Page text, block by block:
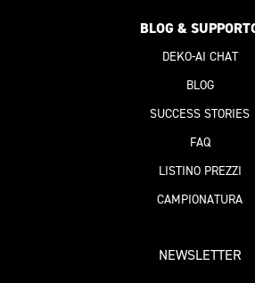
BLOG &
DEKO-AI CHAT
BLOG
SUCCESS STORIES
FAQ
LISTINO PREZZI
CAMPIONATURA
NEWSLETTER